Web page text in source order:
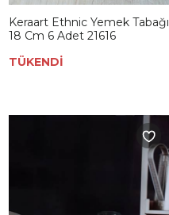
Keraart Ethnic Yemek Tabağı
18 Cm 6 Adet 21616
TÜKENDİ